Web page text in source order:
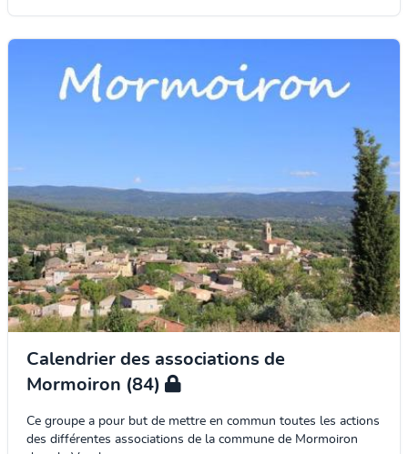
Calendrier des associations de
Mormoiron (84)
Ce groupe a pour but de mettre en commun toutes les actions
des différentes associations de la commune de Mormoiron